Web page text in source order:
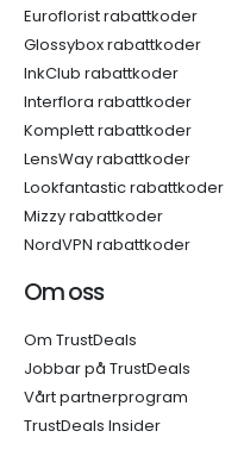
Euroflorist rabattkoder
Glossybox rabattkoder
InkClub rabattkoder
Interflora rabattkoder
Komplett rabattkoder
LensWay rabattkoder
Lookfantastic rabattkoder
Mizzy rabattkoder
NordVPN rabattkoder
Om oss
Om TrustDeals
Jobbar på TrustDeals
Vårt partnerprogram
TrustDeals Insider